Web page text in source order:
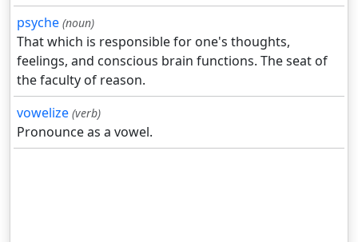
psyche (noun)
That which is responsible for one's thoughts,
feelings, and conscious brain functions. The seat of
the faculty of reason.
vowelize (verb)
Pronounce as a vowel.